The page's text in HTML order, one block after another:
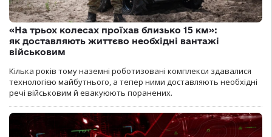
«На трьох колесах проїхав близько 15 км»:
як доставляють життєво необхідні вантажі
військовим
Кілька років тому наземні роботизовані комплекси здавалися
технологією майбутнього, а тепер ними доставляють необхідні
речі військовим й евакуюють поранених.